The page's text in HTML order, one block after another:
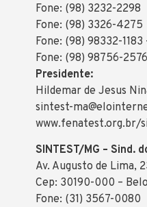
Fone: (98) 3232-2298
Fone: (98) 3326-4275
Fone: (98) 98332-1183
Fone: (98) 98756-
Presidente:
Hildemar de Jesus
sintest-
www.fenatest.org.br/
SINTEST/MG – Sind.
Av. Augusto de Lima,
Cep: 30190-000 –
Fone: (31) 3567-0080